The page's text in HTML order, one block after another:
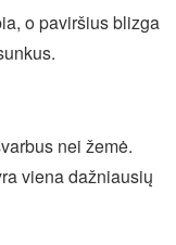
o paviršius blizga
nei žemė.
viena dažniausių